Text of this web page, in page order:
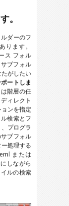
。
ダーのフ
ります。
ス フォル
ブフォル
がしたい
ートしま
階層の任
ィレクト
ンを指定
検索とフ
プログラ
ブフォル
処理する
または
しながら
ルの検索